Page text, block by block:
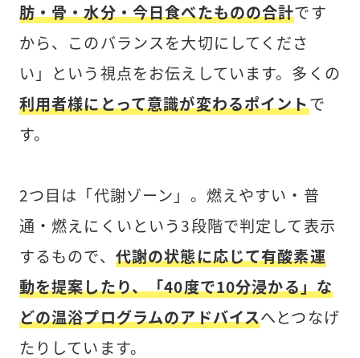
肪・骨・水分・今日食べたものの合計です
から、このバランスを大切にしてくださ
い」という視点をお伝えしています。多くの
利用者様にとって意識が変わるポイントで
す。
2つ目は「代謝ゾーン」。燃えやすい・普
通・燃えにくいという3段階で判定して表示
するもので、 代謝の状態に応じて有酸素運
動を提案したり、「40度で10分浸かる」な
どの温浴プログラムのアドバイスへとつなげ
たりしています。